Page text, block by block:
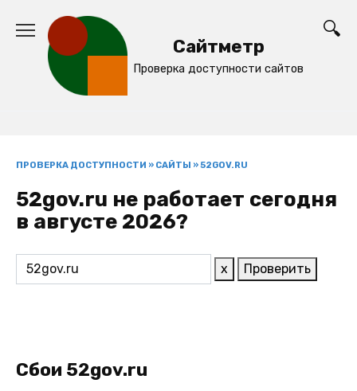
содержанию
Сайтметр
Проверка доступности сайтов
ПРОВЕРКА ДОСТУПНОСТИ » САЙТЫ »52GOV.RU
52gov.ru не работает сегодня
в августе 2026?
x Проверить
Сбои 52gov.ru